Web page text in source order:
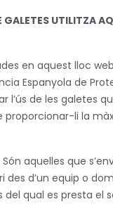
GALETES UTILITZA
en aquest lloc
Espanyola de
l’ús de les galetes
proporcionar-li la
Són aquelles que
des d’un equip o
qual es presta el